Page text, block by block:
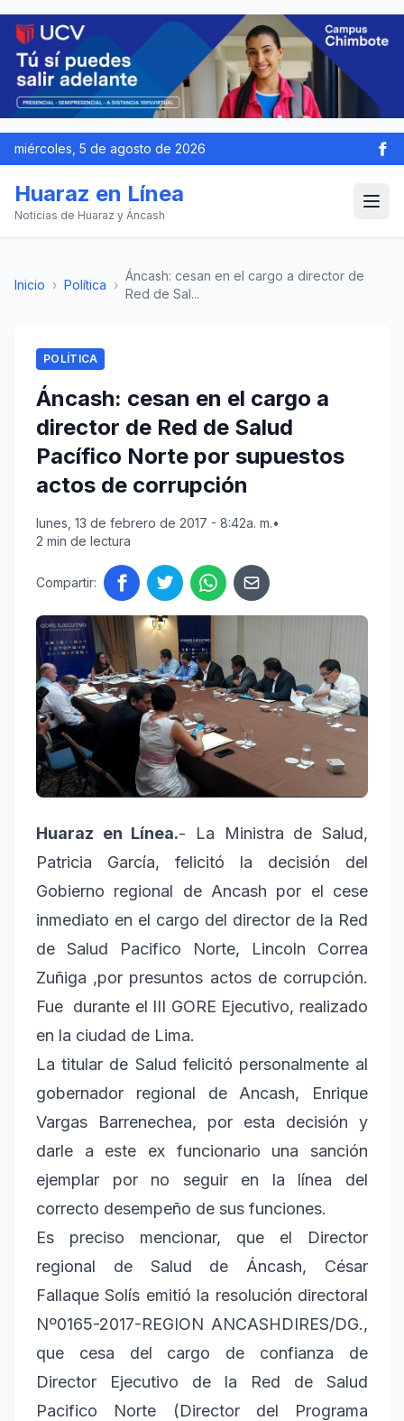
miércoles, 5 de agosto de 2026
Huaraz en Línea
Noticias de Huaraz y Áncash
Inicio › Política ›
Áncash: cesan en el cargo a director de
Red de Sal...
POLÍTICA
Áncash: cesan en el cargo a
director de Red de Salud
Pacífico Norte por supuestos
actos de corrupción
lunes, 13 de febrero de 2017 - 8:42a. m.•
2 min de lectura
Compartir:
Huaraz en Línea.- La Ministra de Salud,
Patricia García, felicitó la decisión del
Gobierno regional de Ancash por el cese
inmediato en el cargo del director de la Red
de Salud Pacifico Norte, Lincoln Correa
Zuñiga ,por presuntos actos de corrupción.
Fue durante el III GORE Ejecutivo, realizado
en la ciudad de Lima.
La titular de Salud felicitó personalmente al
gobernador regional de Ancash, Enrique
Vargas Barrenechea, por esta decisión y
darle a este ex funcionario una sanción
ejemplar por no seguir en la línea del
correcto desempeño de sus funciones.
Es preciso mencionar, que el Director
regional de Salud de Áncash, César
Fallaque Solís emitió la resolución directoral
Nº0165-2017-REGION ANCASHDIRES/DG.,
que cesa del cargo de confianza de
Director Ejecutivo de la Red de Salud
Pacifico Norte (Director del Programa